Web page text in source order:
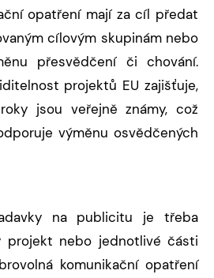
opatření mají za cíl předat
cílovým skupinám nebo
přesvědčení či chování.
projektů EU zajišťuje,
jsou veřejně známy, což
výměnu osvědčených
na publicitu je třeba
projekt nebo jednotlivé části
komunikační opatření